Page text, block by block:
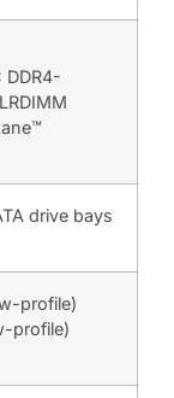
DDR4-
drive bays
profile)
profile)